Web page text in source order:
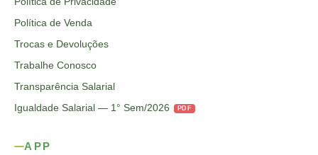
Política de Venda
Trocas e Devoluções
Trabalhe Conosco
Transparência Salarial
Igualdade Salarial — 1° Sem/2026
PDF
APP